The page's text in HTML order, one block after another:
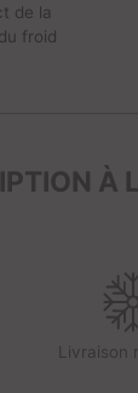
de la
froid
À
Livraison